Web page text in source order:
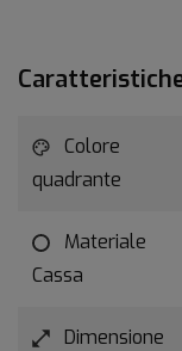
Colore
quadrante
Materiale
Cassa
Dimensione